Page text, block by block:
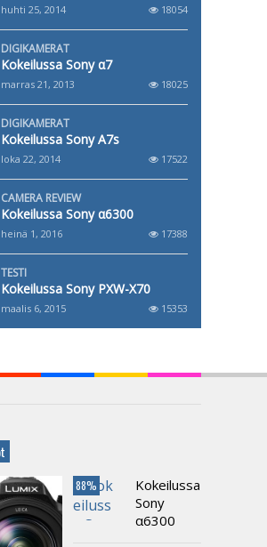
huhti 25, 2014 18054
DIGIKAMERAT
Kokeilussa Sony α7
marras 21, 2013 18025
DIGIKAMERAT
Kokeilussa Sony A7s
loka 22, 2014 17522
CAMERA REVIEW
Kokeilussa Sony α6300
heinä 1, 2016 17388
TESTI
Kokeilussa Sony PXW-X70
maalis 6, 2015 15353
88%
Kokeilussa
Sony
α6300